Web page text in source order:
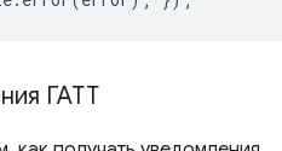
ГАТТ